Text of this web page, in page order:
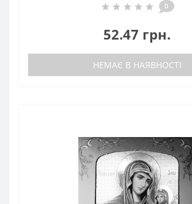
0
52.47 грн.
НЕМАЄ В НАЯВНОСТІ